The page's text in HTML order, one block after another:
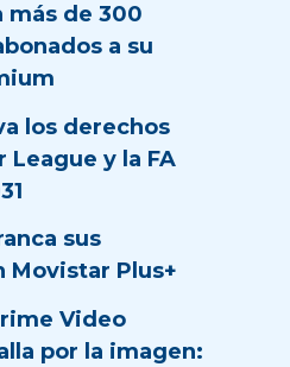
más de 300
a su
los derechos
League y la FA
sus
Movistar Plus+
Video
por la imagen: